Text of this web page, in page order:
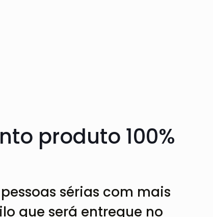
produto 100%
sérias com mais
que será entregue no